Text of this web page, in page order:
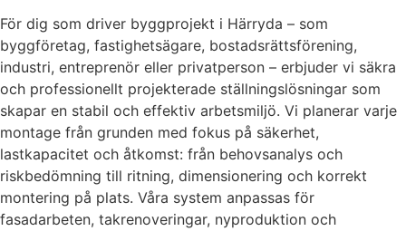
För dig som driver byggprojekt i Härryda – som
byggföretag, fastighetsägare, bostadsrättsförening,
industri, entreprenör eller privatperson – erbjuder vi säkra
och professionellt projekterade ställningslösningar som
skapar en stabil och effektiv arbetsmiljö. Vi planerar varje
montage från grunden med fokus på säkerhet,
lastkapacitet och åtkomst: från behovsanalys och
riskbedömning till ritning, dimensionering och korrekt
montering på plats. Våra system anpassas för
fasadarbeten, takrenoveringar, nyproduktion och